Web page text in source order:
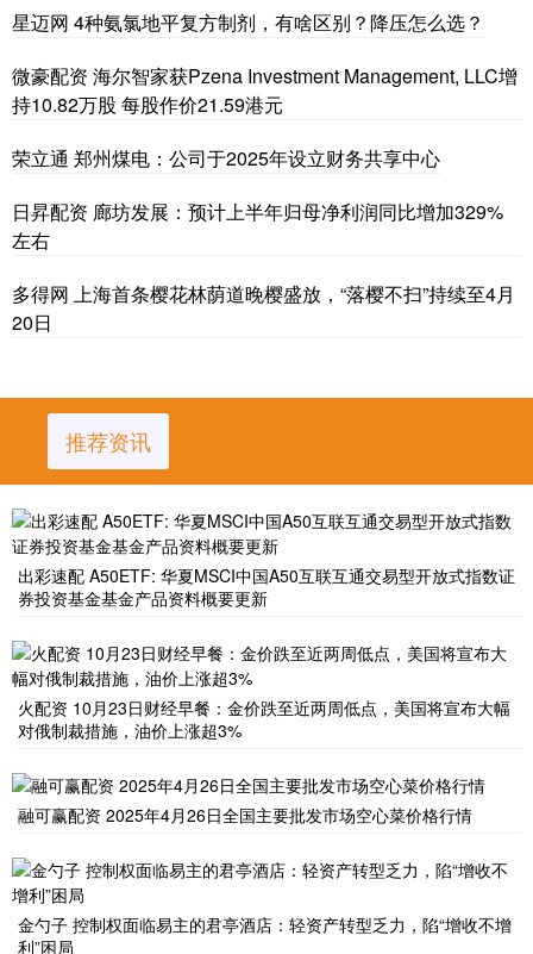
星迈网 4种氨氯地平复方制剂，有啥区别？降压怎么选？
微豪配资 海尔智家获Pzena Investment Management, LLC增
持10.82万股 每股作价21.59港元
荣立通 郑州煤电：公司于2025年设立财务共享中心
日昇配资 廊坊发展：预计上半年归母净利润同比增加329%
左右
多得网 上海首条樱花林荫道晚樱盛放，“落樱不扫”持续至4月
20日
推荐资讯
出彩速配 A50ETF: 华夏MSCI中国A50互联互通交易型开放式指数证
券投资基金基金产品资料概要更新
火配资 10月23日财经早餐：金价跌至近两周低点，美国将宣布大幅
对俄制裁措施，油价上涨超3%
融可赢配资 2025年4月26日全国主要批发市场空心菜价格行情
金勺子 控制权面临易主的君亭酒店：轻资产转型乏力，陷“增收不增
利”困局